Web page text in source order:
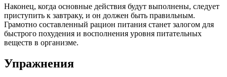
Наконец, когда основные действия будут выполнены, следует
приступить к завтраку, и он должен быть правильным.
Грамотно составленный рацион питания станет залогом для
быстрого похудения и восполнения уровня питательных
веществ в организме.
Упражнения